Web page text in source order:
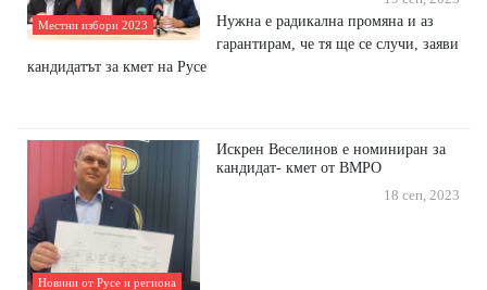
Местни избори 2023
Нужна е радикална промяна и аз
гарантирам, че тя ще се случи, заяви
кандидатът за кмет на Русе
Новини от Русе и региона
Искрен Веселинов е номиниран за
кандидат- кмет от ВМРО
18 сеп, 2023